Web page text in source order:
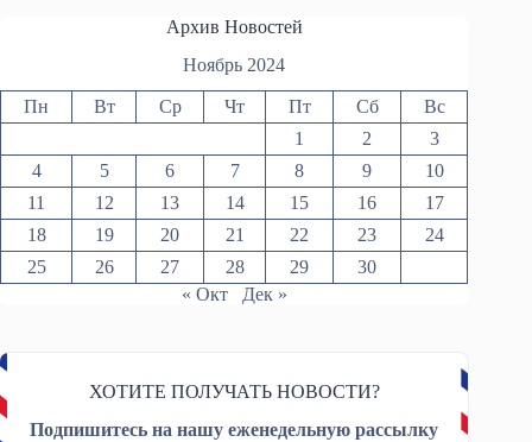
Архив Новостей
Ноябрь 2024
Пн Вт Ср Чт Пт Сб
Вс
1
2
3
4
5 6 7 8 9
10
11
12 13 14 15 16
17
18
19 20 21 22 23
24
25
26 27 28 29
30
« Окт
Дек »
ХОТИТЕ ПОЛУЧАТЬ НОВОСТИ?
Подпишитесь на нашу еженедельную рассылку